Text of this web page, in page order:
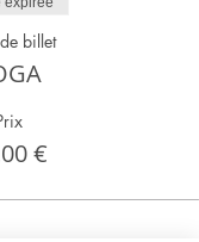
billet
€